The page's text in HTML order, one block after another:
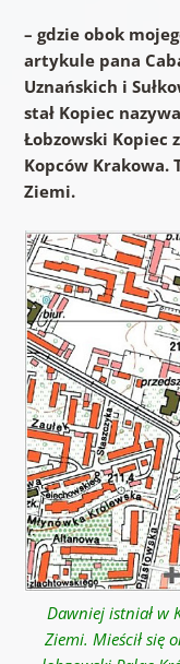
– gdzie obok
artykule pana
Uznańskich i
stał Kopiec
Łobzowski Kopiec
Kopców Krakowa.
Ziemi.
Dawniej istniał w
Ziemi. Mieścił się